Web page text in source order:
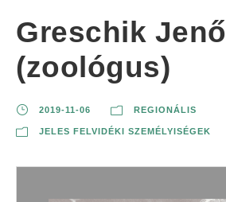
Greschik Jenő
(zoológus)
2019-11-06 REGIONÁLIS
JELES FELVIDÉKI SZEMÉLYISÉGEK